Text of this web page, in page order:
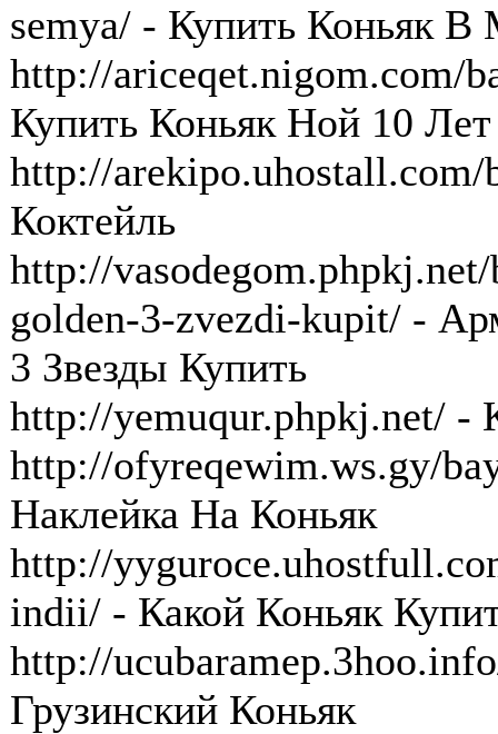
semya/ - Купить Коньяк В
http://ariceqet.nigom.com/
Купить Коньяк Ной 10 Лет
http://
Коктейль
http://
golden-3-zvezdi-kupit/ -
3 Звезды Купить
http://yemuqur.phpkj.net/ -
http://ofyreqewim.ws.gy/
Наклейка На Коньяк
http://
indii/ - Какой Коньяк
http://
Грузинский Коньяк